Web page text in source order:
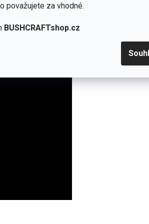
považujete za vhodné.
BUSHCRAFTshop.cz